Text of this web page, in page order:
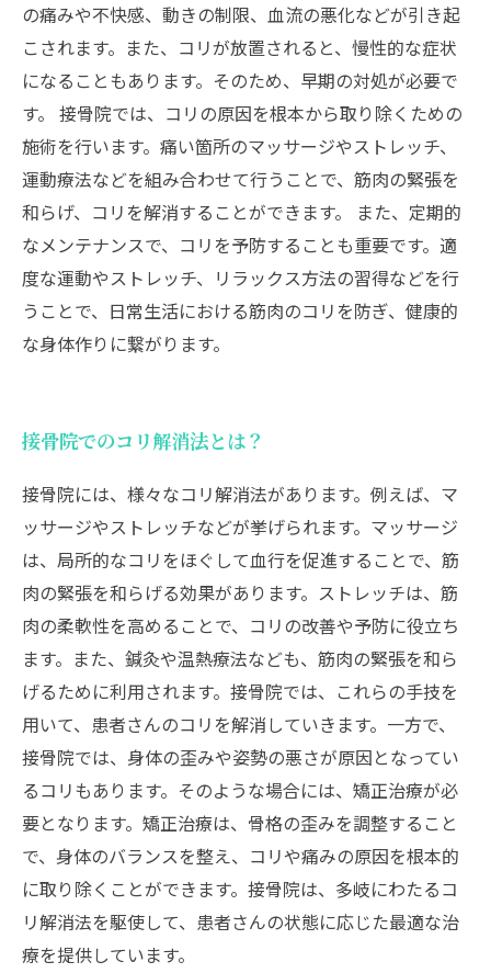
の痛みや不快感、動きの制限、血流の悪化などが引き起
こされます。また、コリが放置されると、慢性的な症状
になることもあります。そのため、早期の対処が必要で
す。 接骨院では、コリの原因を根本から取り除くための
施術を行います。痛い箇所のマッサージやストレッチ、
運動療法などを組み合わせて行うことで、筋肉の緊張を
和らげ、コリを解消することができます。 また、定期的
なメンテナンスで、コリを予防することも重要です。適
度な運動やストレッチ、リラックス方法の習得などを行
うことで、日常生活における筋肉のコリを防ぎ、健康的
な身体作りに繋がります。
接骨院でのコリ解消法とは？
接骨院には、様々なコリ解消法があります。例えば、マ
ッサージやストレッチなどが挙げられます。マッサージ
は、局所的なコリをほぐして血行を促進することで、筋
肉の緊張を和らげる効果があります。ストレッチは、筋
肉の柔軟性を高めることで、コリの改善や予防に役立ち
ます。また、鍼灸や温熱療法なども、筋肉の緊張を和ら
げるために利用されます。接骨院では、これらの手技を
用いて、患者さんのコリを解消していきます。一方で、
接骨院では、身体の歪みや姿勢の悪さが原因となってい
るコリもあります。そのような場合には、矯正治療が必
要となります。矯正治療は、骨格の歪みを調整すること
で、身体のバランスを整え、コリや痛みの原因を根本的
に取り除くことができます。接骨院は、多岐にわたるコ
リ解消法を駆使して、患者さんの状態に応じた最適な治
療を提供しています。